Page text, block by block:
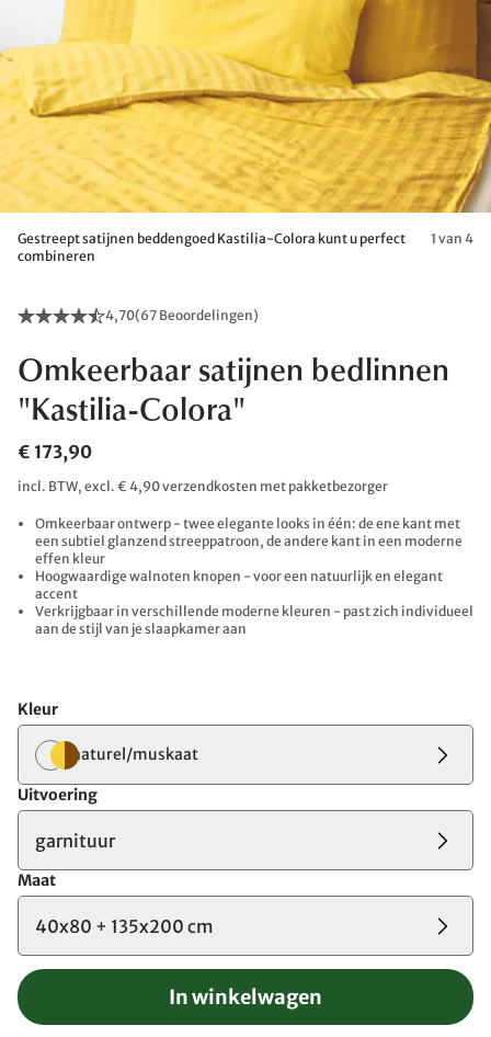
Gestreept satijnen beddengoed Kastilia-Colora kunt u perfect
combineren
1 van 4
4,70(67 Beoordelingen)
Omkeerbaar satijnen bedlinnen
"Kastilia-Colora"
€ 173,90
incl. BTW, excl. € 4,90 verzendkosten met pakketbezorger
Omkeerbaar ontwerp - twee elegante looks in één: de ene kant met
een subtiel glanzend streeppatroon, de andere kant in een moderne
effen kleur
Hoogwaardige walnoten knopen - voor een natuurlijk en elegant
accent
Verkrijgbaar in verschillende moderne kleuren - past zich individueel
aan de stijl van je slaapkamer aan
Kleur
naturel/muskaat
Uitvoering
garnituur
Maat
40x80 + 135x200 cm
In winkelwagen